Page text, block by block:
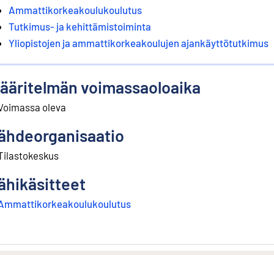
Ammattikorkeakoulukoulutus
Tutkimus- ja kehittämistoiminta
Yliopistojen ja ammattikorkeakoulujen ajankäyttötutkimus
voimassaoloaika
oleva